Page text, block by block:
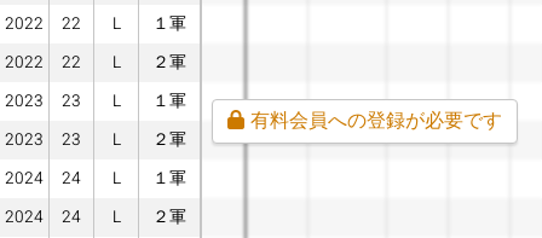
2022
22 L
１軍
2022
22 L
２軍
2023
23 L
１軍
2023
23 L
２軍
2024
24 L
１軍
2024
24 L
２軍
有料会員への登録が必要です